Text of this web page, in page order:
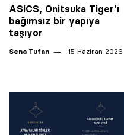
ASICS, Onitsuka Tiger’ı
bağımsız bir yapıya
taşıyor
Sena Tufan 15 Haziran 2026